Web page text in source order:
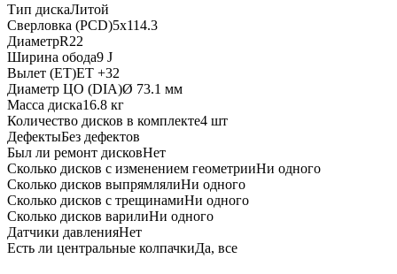
Тип дискаЛитой
Сверловка (PCD)5x114.3
ДиаметрR22
Ширина обода9 J
Вылет (ET)ET +32
Диаметр ЦО (DIA)Ø 73.1 мм
Масса диска16.8 кг
Количество дисков в комплекте4 шт
ДефектыБез дефектов
Был ли ремонт дисковНет
Сколько дисков с изменением геометрииНи одного
Сколько дисков выпрямлялиНи одного
Сколько дисков с трещинамиНи одного
Сколько дисков варилиНи одного
Датчики давленияНет
Есть ли центральные колпачкиДа, все